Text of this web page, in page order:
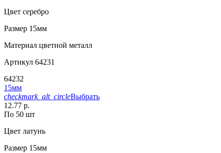
Цвет серебро
Размер 15мм
Материал цветной металл
Артикул 64231
64232
15мм
checkmark_alt_circleВыбрать
12.77 р.
По 50 шт
Цвет латунь
Размер 15мм